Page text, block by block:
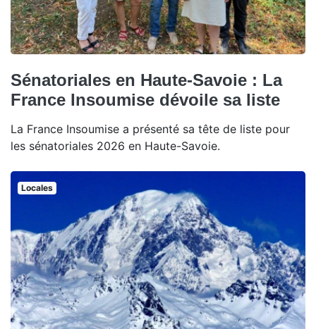
Sénatoriales en Haute-Savoie : La
France Insoumise dévoile sa liste
La France Insoumise a présenté sa tête de liste pour
les sénatoriales 2026 en Haute-Savoie.
Locales